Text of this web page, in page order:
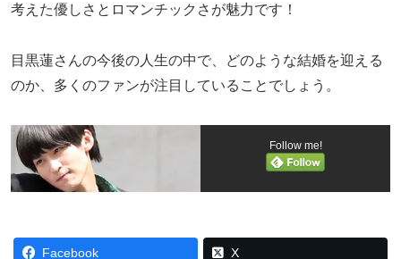
考えた優しさとロマンチックさが魅力です！
目黒蓮さんの今後の人生の中で、どのような結婚を迎える
のか、多くのファンが注目していることでしょう。
Follow me!
Facebook X